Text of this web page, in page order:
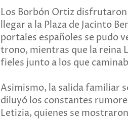
Los Borbón Ortiz
llegar a la Plaza de Jacinto
portales españoles se pudo
trono, mientras que la reina
fieles junto a los que
Asimismo, la salida familiar
diluyó los constantes
Letizia, quienes se